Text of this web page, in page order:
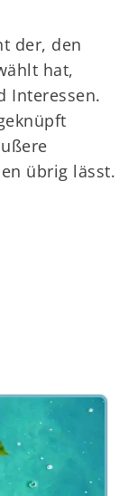
der, den
hat,
Interessen.
übrig lässt.